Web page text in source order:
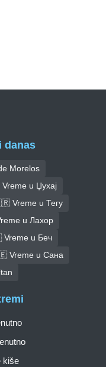
danas
Morelos
u Џухај
Vreme u Тегу
u Лахор
u Беч
Vreme u Сана
kiše